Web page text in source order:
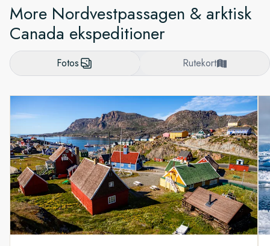
More Nordvestpassagen & arktisk
Canada ekspeditioner
Fotos Rutekort